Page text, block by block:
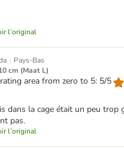
l’original
| Pays-Bas
cm (Maat L)
area from zero to 5: 5/5
dans la cage était un peu trop
pas.
l’original